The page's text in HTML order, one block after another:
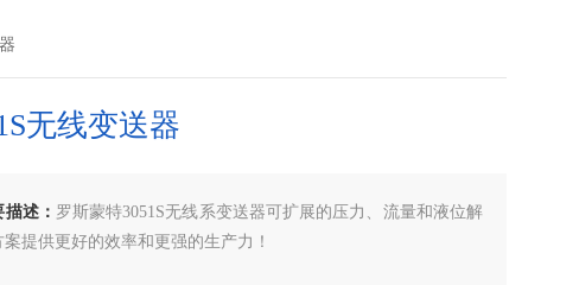
无线变送器
述： 罗斯蒙特3051S无线系变送器可扩展的压力、流量和液位解
案提供更好的效率和更强的生产力！